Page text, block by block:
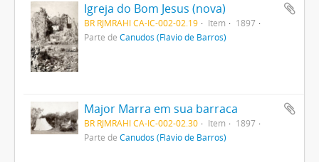
Igreja do Bom Jesus (nova)
BR RJMRAHI CA-IC-002-02.19 Item
1897
Parte de Canudos (Flávio de Barros)
Major Marra em sua barraca
BR RJMRAHI CA-IC-002-02.30 Item
1897
Parte de Canudos (Flávio de Barros)